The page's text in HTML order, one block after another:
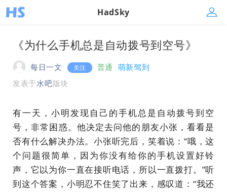
HadSky
《为什么手机总是自动拨号到空号》
每日一文 关注 普通
萌新驾到
发表于水吧版块
有一天，小明发现自己的手机总是自动拨号到空
号，非常困惑。他决定去问他的朋友小张，看看是
否有什么解决办法。小张听完后，笑着说：“哦，这
个问题很简单，因为你没有给你的手机设置好铃
声，它以为你一直在接听电话，所以一直拨打。”听
到这个答案，小明忍不住笑了出来，感叹道：“我还